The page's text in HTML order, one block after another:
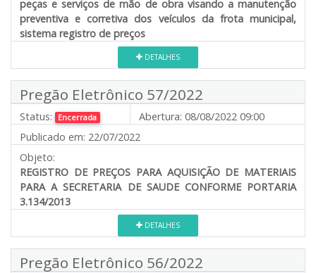
peças e serviços de mão de obra visando a manutenção
preventiva e corretiva dos veículos da frota municipal,
sistema registro de preços
DETALHES
Pregão Eletrônico 57/2022
Status: Encerrada Abertura: 08/08/2022 09:00
Publicado em: 22/07/2022
Objeto:
REGISTRO DE PREÇOS PARA AQUISIÇÃODE MATERIAIS
PARA A SECRETARIA DE SAUDE CONFORME PORTARIA
3.134/2013
DETALHES
Pregão Eletrônico 56/2022